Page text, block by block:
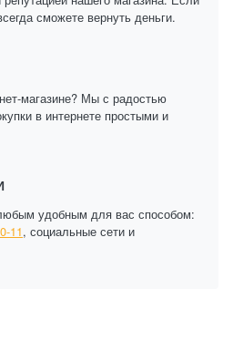
сможете вернуть деньги.
магазине? Мы с радостью
в интернете простыми и
удобным для вас способом:
11, социальные сети и